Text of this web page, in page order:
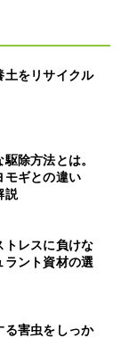
をリサイクル
除方法とは。
モギとの違い
説
トレスに負けな
ラント資材の選
る害虫をしっか